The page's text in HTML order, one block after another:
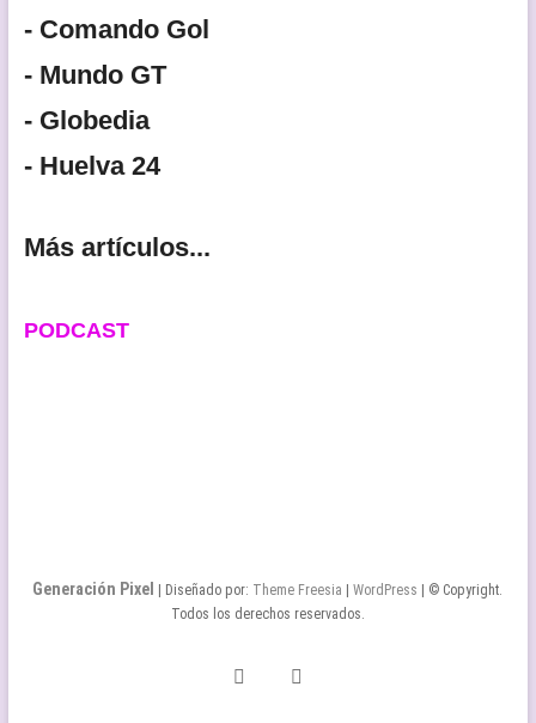
- Comando Gol
- Mundo GT
- Globedia
- Huelva 24
Más artículos...
PODCAST
Generación Pixel | Diseñado por: Theme Freesia |WordPress | © Copyright.
Todos los derechos reservados.
Twitter